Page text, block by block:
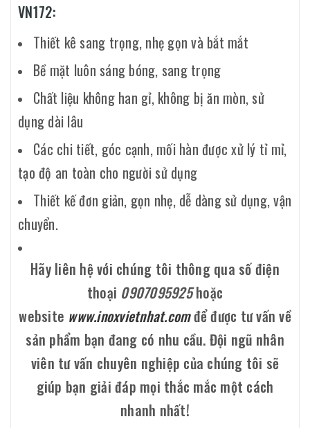
VN172:
Thiết kê sang trọng, nhẹ gọn và bắt mắt
Bề mặt luôn sáng bóng, sang trọng
Chất liệu không han gỉ, không bị ăn mòn, sử
dụng dài lâu
Các chi tiết, góc cạnh, mối hàn được xử lý tỉ mỉ,
tạo độ an toàn cho người sử dụng
Thiết kế đơn giản, gọn nhẹ, dễ dàng sử dụng, vận
chuyển.
Hãy liên hệ với chúng tôi thông qua số điện
thoại 0907095925hoặc
website www.inoxvietnhat.comđể được tư vấn về
sản phẩm bạn đang có nhu cầu. Đội ngũ nhân
viên tư vấn chuyên nghiệp của chúng tôi sẽ
giúp bạn giải đáp mọi thắc mắc một cách
nhanh nhất!